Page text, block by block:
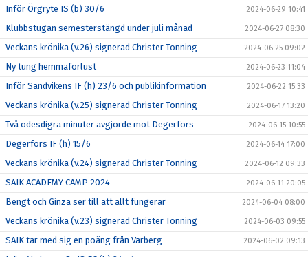
Inför Örgryte IS (b) 30/6 2024-06-29 10:41
Klubbstugan semesterstängd under juli månad 2024-06-27 08:30
Veckans krönika (v.26) signerad Christer Tonning 2024-06-25 09:02
Ny tung hemmaförlust 2024-06-23 11:04
Inför Sandvikens IF (h) 23/6 och publikinformation 2024-06-22 15:33
Veckans krönika (v.25) signerad Christer Tonning 2024-06-17 13:20
Två ödesdigra minuter avgjorde mot Degerfors 2024-06-15 10:55
Degerfors IF (h) 15/6 2024-06-14 17:00
Veckans krönika (v.24) signerad Christer Tonning 2024-06-12 09:33
SAIK ACADEMY CAMP 2024 2024-06-11 20:05
Bengt och Ginza ser till att allt fungerar 2024-06-04 08:00
Veckans krönika (v.23) signerad Christer Tonning 2024-06-03 09:55
SAIK tar med sig en poäng från Varberg 2024-06-02 09:13